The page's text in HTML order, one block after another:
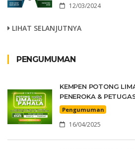
12/03/2024
LIHAT SELANJUTNYA
PENGUMUMAN
KEMPEN POTONG
PENEROKA &
Pengumuman
16/04/2025